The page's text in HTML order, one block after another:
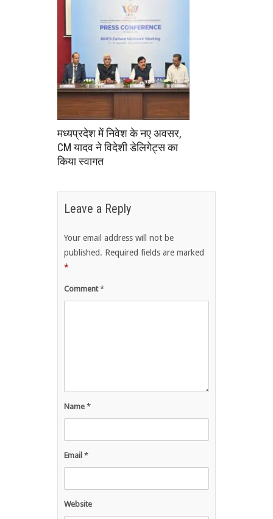
मध्यप्रदेश में निवेश के नए अवसर,
CM यादव ने विदेशी डेलिगेट्स का
किया स्वागत
Leave a Reply
Your email address will not be
published. Required fields are marked
*
Comment*
Name *
Email *
Website